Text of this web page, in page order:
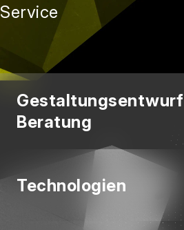
Service
Gestaltungsentwurf
Beratung
Technologien